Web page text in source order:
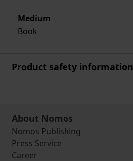
Medium
Book
Product safety information
About Nomos
Nomos Publishing
Press Service
Career